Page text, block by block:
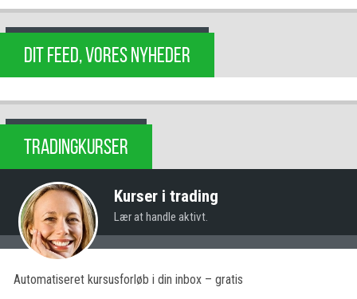
DIT FEED, VORES NYHEDER
TRADINGKURSER
Kurser i trading
Lær at handle aktivt.
Automatiseret kursusforløb i din inbox – gratis